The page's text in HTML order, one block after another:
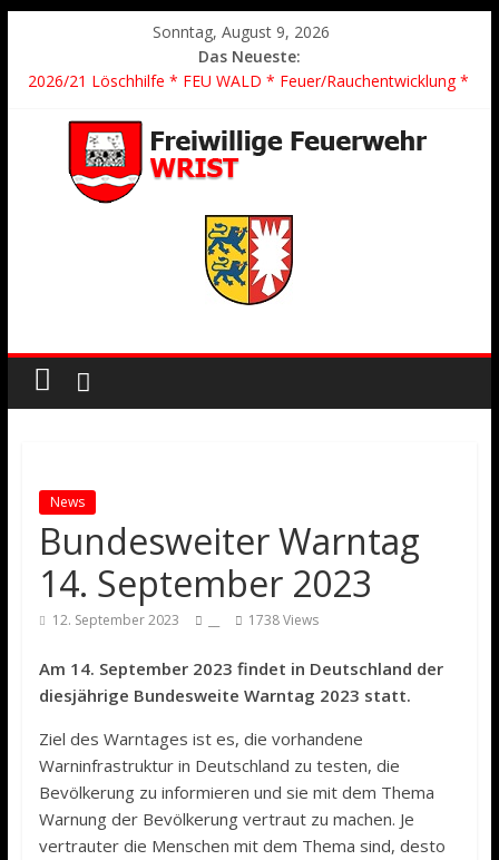
Sonntag, August 9, 2026
Das Neueste:
2026/21 Löschhilfe * FEU WALD * Feuer/Rauchentwicklung *
2026/24 * TH G Y * PKW überschlagen *
2026/23 TH K Y * Person in festsitzendem Aufzug *
2026/22 TH Y * VU * 1 Person klemmt * Hingstheide
Der schönste Einsatz des Jahres 2026
News
Bundesweiter Warntag
14. September 2023
12. September 2023 1738 Views
Am 14. September 2023 findet in Deutschland der
diesjährige Bundesweite Warntag 2023 statt.
Ziel des Warntages ist es, die vorhandene
Warninfrastruktur in Deutschland zu testen, die
Bevölkerung zu informieren und sie mit dem Thema
Warnung der Bevölkerung vertraut zu machen. Je
vertrauter die Menschen mit dem Thema sind, desto